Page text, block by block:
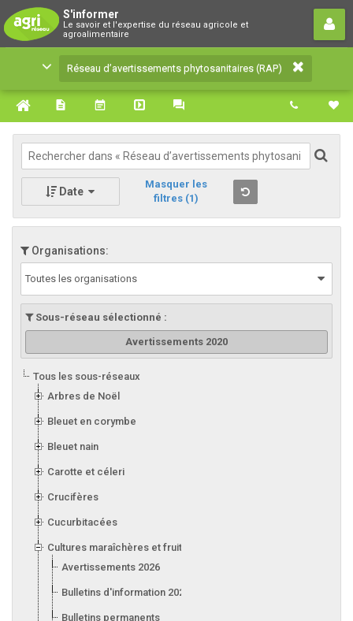
S'informer
Le savoir et l'expertise du réseau agricole et
agroalimentaire
Réseau d’avertissements
phytosanitaires (RAP)
Le savoir et l'expertise du réseau agricole et
agroalimentaire
Réseau d’avertissements phytosanitaires (RAP)
Date
Masquer les
filtres (1)
Organisations:
Toutes les organisations
Sous-réseau sélectionné :
Avertissements 2020
Tous les sous-réseaux
Arbres de Noël
Bleuet en corymbe
Bleuet nain
Carotte et céleri
Crucifères
Cucurbitacées
Cultures maraîchères et fruitières en serre
Avertissements 2026
Bulletins d'information 2026
Bulletins permanents